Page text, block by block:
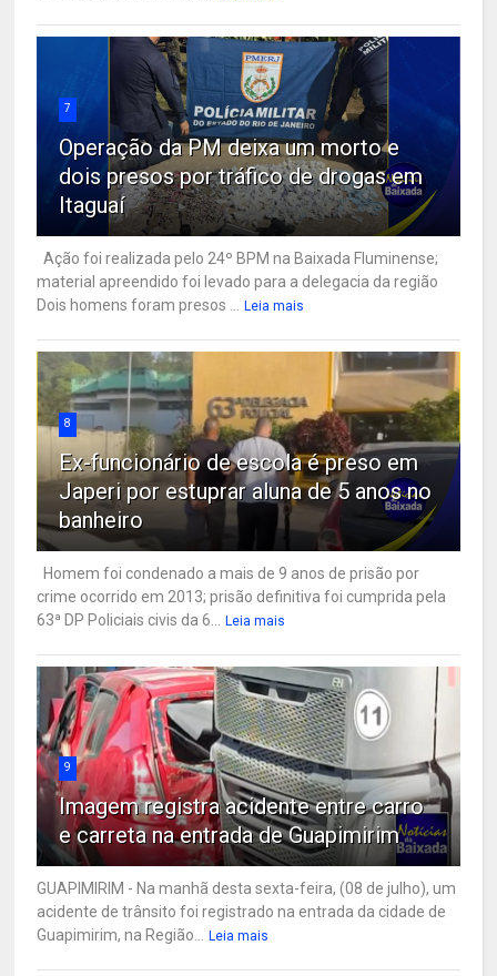
7
Operação da PM deixa um morto e
dois presos por tráfico de drogas em
Itaguaí
Ação foi realizada pelo 24º BPM na Baixada Fluminense;
material apreendido foi levado para a delegacia da região
Dois homens foram presos ...
Leia mais
8
Ex-funcionário de escola é preso em
Japeri por estuprar aluna de 5 anos no
banheiro
Homem foi condenado a mais de 9 anos de prisão por
crime ocorrido em 2013; prisão definitiva foi cumprida pela
63ª DP Policiais civis da 6...
Leia mais
9
Imagem registra acidente entre carro
e carreta na entrada de Guapimirim
GUAPIMIRIM - Na manhã desta sexta-feira, (08 de julho), um
acidente de trânsito foi registrado na entrada da cidade de
Guapimirim, na Região...
Leia mais